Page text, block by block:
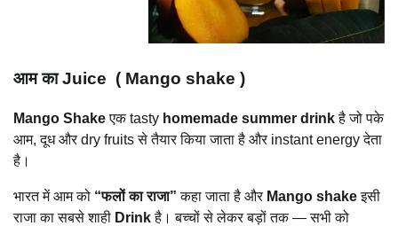
आम का Juice ( Mango shake )
Mango Shakeएक tasty homemade summer drinkहै जो पके
आम, दूध और dry fruits से तैयार किया जाता है और instant energy देता
है।
भारत में आम को “फलों का राजा” कहा जाता है और Mango shakeइसी
राजा का सबसे शाही Drinkहै। बच्चों से लेकर बड़ों तक — सभी को